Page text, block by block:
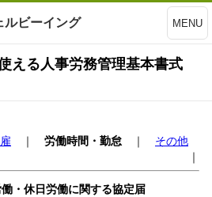
ルビーイング MENU
える人事労務管理基本書式
｜ 労働時間・勤怠 ｜ その他
｜
・休日労働に関する協定届